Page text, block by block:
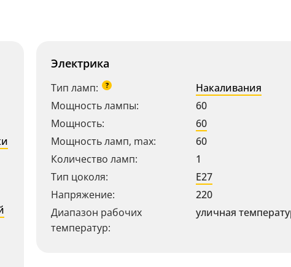
Электрика
Тип ламп: ?
Накаливания
Мощность лампы:
60
Мощность:
60
Мощность ламп, max:
60
Количество ламп:
1
Тип цоколя:
E27
Напряжение:
220
Диапазон рабочих
температур:
уличная